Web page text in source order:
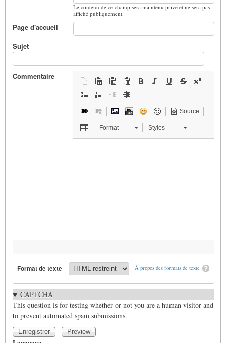
Le contenu de ce champ sera maintenu privé et ne sera pas
affiché publiquement.
Page d'accueil
Sujet
Commentaire
Source
Format Styles
À propos des formats de texte
Format de texte
CAPTCHA
This question is for testing whether or not you are a human visitor and
to prevent automated spam submissions.